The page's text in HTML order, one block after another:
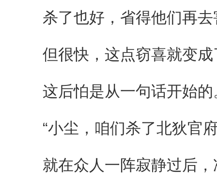
杀了也好，省得他们再去
但很快，这点窃喜就变成
这后怕是从一句话开始的
“小尘，咱们杀了北狄官府
就在众人一阵寂静过后，